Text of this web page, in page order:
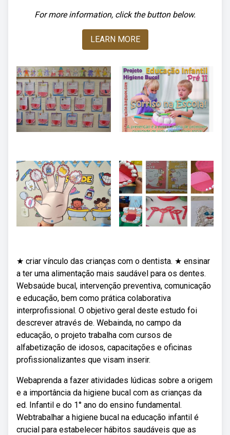
For more information, click the button below.
LEARN MORE
★ criar vínculo das crianças com o dentista. ★ ensinar
a ter uma alimentação mais saudável para os dentes.
Websaúde bucal, intervenção preventiva, comunicação
e educação, bem como prática colaborativa
interprofissional. O objetivo geral deste estudo foi
descrever através de. Webainda, no campo da
educação, o projeto trabalha com cursos de
alfabetização de idosos, capacitações e oficinas
profissionalizantes que visam inserir.
Webaprenda a fazer atividades lúdicas sobre a origem
e a importância da higiene bucal com as crianças da
ed. Infantil e do 1° ano do ensino fundamental.
Webtrabalhar a higiene bucal na educação infantil é
crucial para estabelecer hábitos saudáveis que as